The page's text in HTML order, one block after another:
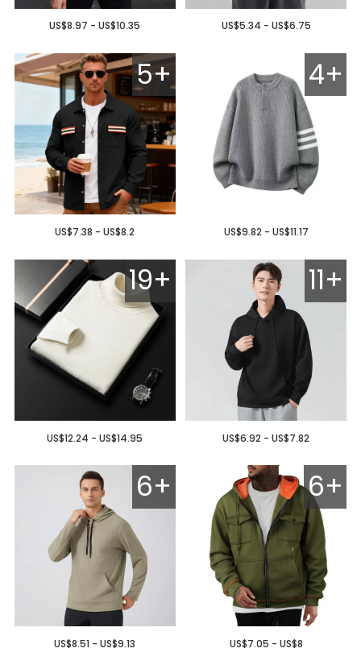
US$8.97 - US$10.35 US$5.34 - US$6.75
5+
US$7.38 - US$8.2
4+
US$9.82 - US$11.17
19+
US$12.24 - US$14.95
11+
US$6.92 - US$7.82
6+
US$8.51 - US$9.13
6+
US$7.05 - US$8